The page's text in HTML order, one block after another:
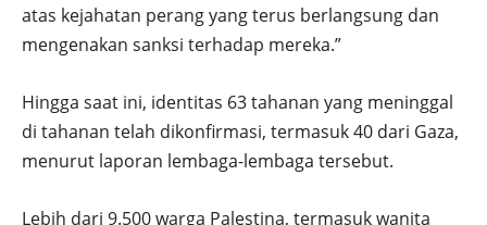
atas kejahatan perang yang terus berlangsung dan
mengenakan sanksi terhadap mereka.”
Hingga saat ini, identitas 63 tahanan yang meninggal
di tahanan telah dikonfirmasi, termasuk 40 dari Gaza,
menurut laporan lembaga-lembaga tersebut.
Lebih dari 9.500 warga Palestina, termasuk wanita